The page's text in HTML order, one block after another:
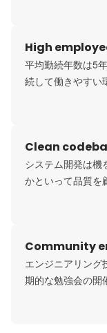
High
平均勤続年数は5
続して働きやすい
Clean
システム開発は機
かといって品質を
Community
エンジニアリング
期的な勉強会の開